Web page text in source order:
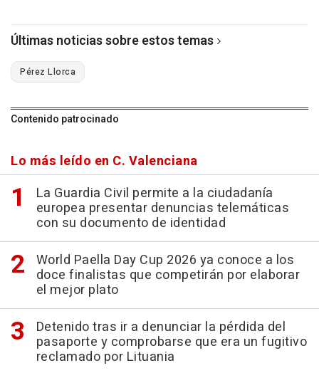
Últimas noticias sobre estos temas
Pérez Llorca
Contenido patrocinado
Lo más leído en C. Valenciana
La Guardia Civil permite a la ciudadanía
europea presentar denuncias telemáticas
con su documento de identidad
World Paella Day Cup 2026 ya conoce a los
doce finalistas que competirán por elaborar
el mejor plato
Detenido tras ir a denunciar la pérdida del
pasaporte y comprobarse que era un fugitivo
reclamado por Lituania